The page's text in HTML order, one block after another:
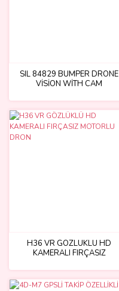
SIL 84829 BUMPER DRONE
VİSİON WİTH CAM
H36 VR GÖZLÜKLÜ HD
KAMERALI FIRÇASIZ